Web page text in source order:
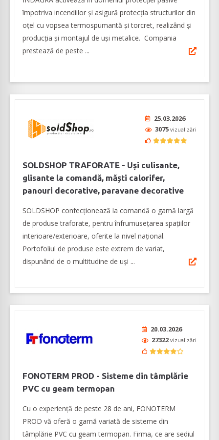
împotriva incendiilor și asigură protecția structurilor din
oțel cu vopsea termospumantă și torcret, realizând şi
producţia şi montajul de uşi metalice. Compania
prestează de peste ...
25.03.2026
3075 vizualizări
SOLDSHOP TRAFORATE - Uși culisante,
glisante la comandă, măști calorifer,
panouri decorative, paravane decorative
SOLDSHOP confecționează la comandă o gamă largă
de produse traforate, pentru înfrumusețarea spațiilor
interioare/exterioare, oferite la nivel naţional.
Portofoliul de produse este extrem de variat,
dispunând de o multitudine de uși ...
20.03.2026
27322vizualizări
FONOTERM PROD - Sisteme din tâmplărie
PVC cu geam termopan
Cu o experiență de peste 28 de ani, FONOTERM
PROD vă oferă o gamă variată de sisteme din
tâmplărie PVC cu geam termopan. Firma, ce are sediul